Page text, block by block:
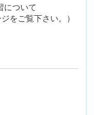
について
をご覧下さい。）